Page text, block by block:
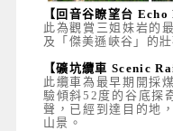
【回音谷瞭望台 Echo
此為觀賞三姐妹岩的
及「傑美遜峽谷」的壯
【礦坑纜車 Scenic
此纜車為最早期開採
驗傾斜52度的谷底探
聲，已經到達目的地
山景。